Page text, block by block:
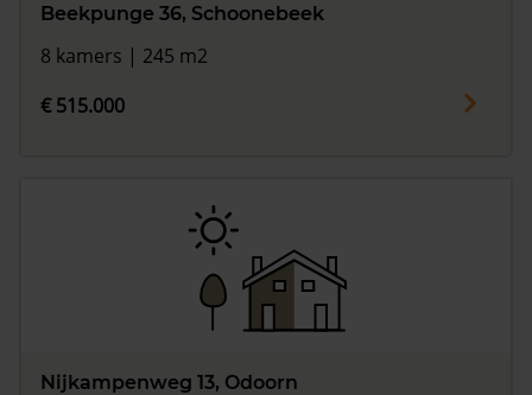
Beekpunge 36, Schoonebeek
8 kamers | 245 m2
€ 515.000
Nijkampenweg 13, Odoorn